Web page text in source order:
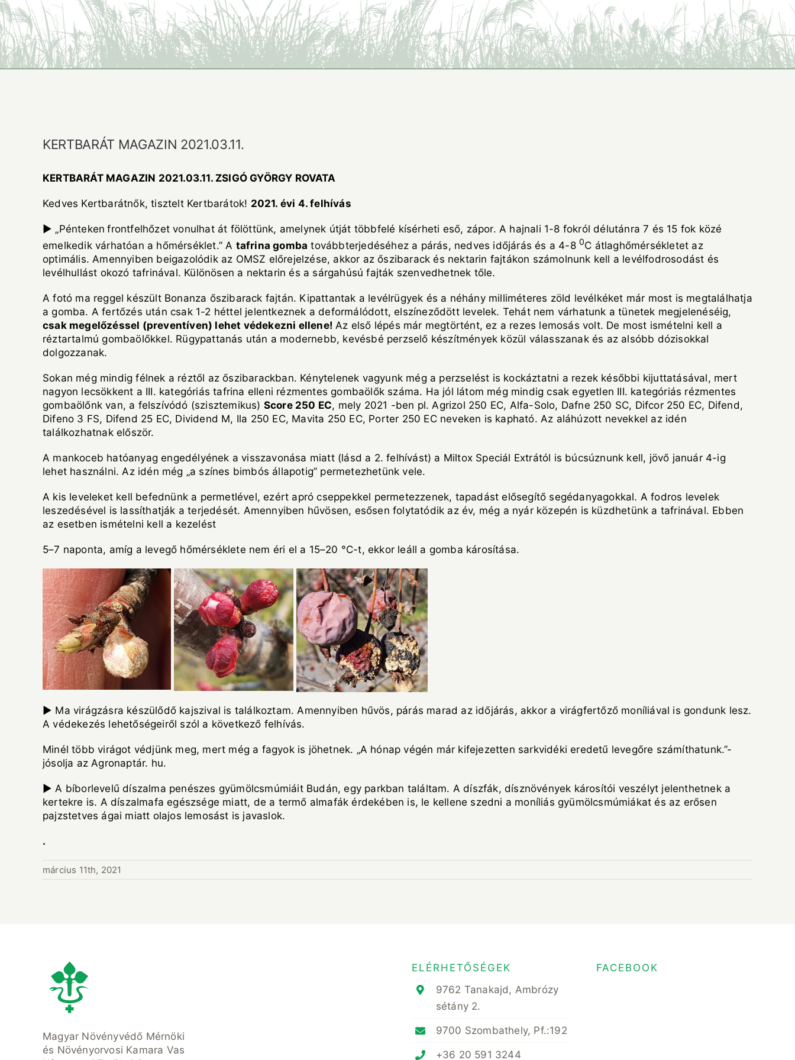
KERTBARÁT MAGAZIN 2021.03.11.
KERTBARÁT MAGAZIN 2021.03.11. ZSIGÓ GYÖRGY ROVATA
Kedves Kertbarátnők, tisztelt Kertbarátok! 2021. évi 4. felhívás
► „Pénteken frontfelhőzet vonulhat át fölöttünk, amelynek útját többfelé kísérheti eső, zápor. A hajnali 1-8 fokról délutánra 7 és 15 fok közé
emelkedik várhatóan a hőmérséklet.” A tafrina gomba továbbterjedéséhez a párás, nedves időjárás és a 4-80C átlaghőmérsékletet az
optimális. Amennyiben beigazolódik az OMSZ előrejelzése, akkor az őszibarack és nektarin fajtákon számolnunk kell a levélfodrosodást és
levélhullást okozó tafrinával. Különösen a nektarin és a sárgahúsú fajták szenvedhetnek tőle.
A fotó ma reggel készült Bonanza őszibarack fajtán. Kipattantak a levélrügyek és a néhány milliméteres zöld levélkéket már most is megtalálhatja
a gomba. A fertőzés után csak 1-2 héttel jelentkeznek a deformálódott, elszíneződött levelek. Tehát nem várhatunk a tünetek megjelenéséig,
csak megelőzéssel (preventíven) lehet védekezni ellene! Az első lépés már megtörtént, ez a rezes lemosás volt. De most ismételni kell a
réztartalmú gombaölőkkel. Rügypattanás után a modernebb, kevésbé perzselő készítmények közül válasszanak és az alsóbb dózisokkal
dolgozzanak.
Sokan még mindig félnek a réztől az őszibarackban. Kénytelenek vagyunk még a perzselést is kockáztatni a rezek későbbi kijuttatásával, mert
nagyon lecsökkent a III. kategóriás tafrina elleni rézmentes gombaölők száma. Ha jól látom még mindig csak egyetlen III. kategóriás rézmentes
gombaölőnk van, a felszívódó (szisztemikus) Score 250 EC, mely 2021 -ben pl. Agrizol 250 EC, Alfa-Solo, Dafne 250 SC, Difcor 250 EC, Difend,
Difeno 3 FS, Difend 25 EC, Dividend M, Ila 250 EC, Mavita 250 EC, Porter 250 EC neveken is kapható. Az aláhúzott nevekkel az idén
találkozhatnak először.
A mankoceb hatóanyag engedélyének a visszavonása miatt (lásd a 2. felhívást) a Miltox Speciál Extrától is búcsúznunk kell, jövő január 4-ig
lehet használni. Az idén még „a színes bimbós állapotig” permetezhetünk vele.
A kis leveleket kell befednünk a permetlével, ezért apró cseppekkel permetezzenek, tapadást elősegítő segédanyagokkal. A fodros levelek
leszedésével is lassíthatják a terjedését. Amennyiben hűvösen, esősen folytatódik az év, még a nyár közepén is küzdhetünk a tafrinával. Ebben
az esetben ismételni kell a kezelést
5–7 naponta, amíg a levegő hőmérséklete nem éri el a 15–20 °C-t, ekkor leáll a gomba károsítása.
► Ma virágzásra készülődő kajszival is találkoztam. Amennyiben hűvös, párás marad az időjárás, akkor a virágfertőző moníliával is gondunk lesz.
A védekezés lehetőségeiről szól a következő felhívás.
Minél több virágot védjünk meg, mert még a fagyok is jöhetnek. „A hónap végén már kifejezetten sarkvidéki eredetű levegőre számíthatunk.”-
jósolja azAgronaptár. hu.
► A bíborlevelű díszalma penészes gyümölcsmúmiáit Budán, egy parkban találtam. A díszfák, dísznövények károsítói veszélyt jelenthetnek a
kertekre is. A díszalmafa egészsége miatt, de a termő almafák érdekében is, le kellene szedni a moníliás gyümölcsmúmiákat és az erősen
pajzstetves ágai miatt olajos lemosást is javaslok.
.
március 11th, 2021
Magyar Növényvédő Mérnöki
és Növényorvosi Kamara Vas
ELÉRHETŐSÉGEK
9762 Tanakajd, Ambrózy
sétány 2.
9700 Szombathely, Pf.:192
+36 20 591 3244
FACEBOOK